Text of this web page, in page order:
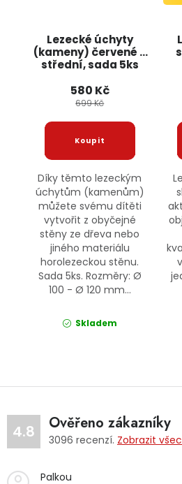
Lezecké úchyty
(kameny) červené -
střední, sada 5ks
580 Kč
699 Kč
Díky těmto lezeckým
úchytům (kamenům)
můžete svému dítěti
vytvořit z obyčejné
stěny ze dřeva nebo
jiného materiálu
horolezeckou stěnu.
Sada 5ks. Rozměry: Ø
100 - Ø 120 mm...
Skladem
4.8 Ověřeno zákazníky
3096 recenzí. Zobrazit
Palkou